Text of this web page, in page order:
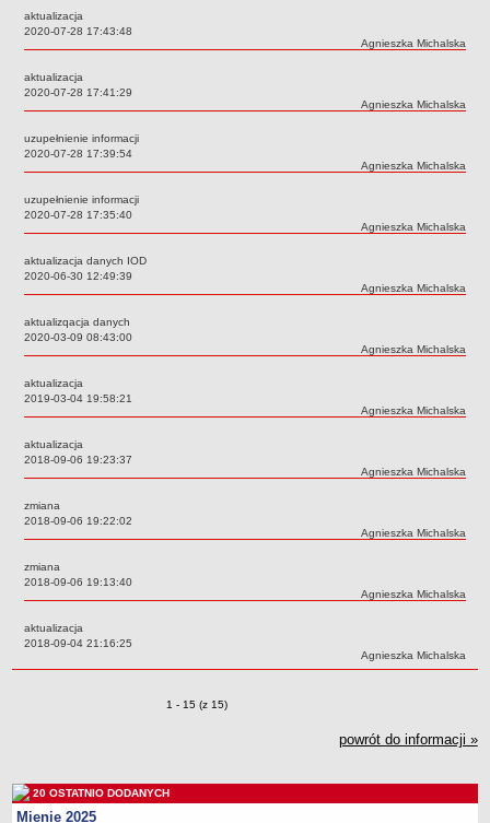
Statut
Majątek
Godziny dyżurów
Zarządzenia
Kontrole
Sprawozdania
PORADNIE PSYCHOLOGICZNO-PEDAGOGICZNE
Zespół Poradni
BIURO FINANSÓW OŚWIATY
Dane podstawowe
Majątek
Ogłoszenia
Rejestry, ewidencje, archiwa
Kontrole
PONOWNE WYKORZYSTYWANIE
Sprawozdania
Deklaracja dostępności
DEKLARACJA DOSTĘPNOŚCI
OŚWIADCZENIA MAJĄTKOWE
aktualizacja
Data:
2020-07-28 17:43:48
Autor:
Agnieszka Michalska
aktualizacja
Data:
2020-07-28 17:41:29
Autor:
Agnieszka Michalska
uzupełnienie informacji
Data:
2020-07-28 17:39:54
Autor:
Agnieszka Michalska
uzupełnienie informacji
Data:
2020-07-28 17:35:40
Autor:
Agnieszka Michalska
aktualizacja danych IOD
Data:
2020-06-30 12:49:39
Autor:
Agnieszka Michalska
aktualizqacja danych
Data:
2020-03-09 08:43:00
Autor:
Agnieszka Michalska
aktualizacja
Data:
2019-03-04 19:58:21
Autor:
Agnieszka Michalska
aktualizacja
Data:
2018-09-06 19:23:37
Autor:
Agnieszka Michalska
zmiana
Data:
2018-09-06 19:22:02
Autor:
Agnieszka Michalska
zmiana
Data:
2018-09-06 19:13:40
Autor:
Agnieszka Michalska
aktualizacja
Data:
2018-09-04 21:16:25
Autor:
Agnieszka Michalska
Zmiany o pozycjach
1 - 15 (z 15)
powrót do informacji »
20 OSTATNIO DODANYCH
Mienie 2025